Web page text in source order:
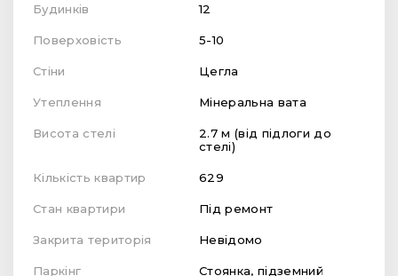
Будинків 12
Поверховість 5-10
Стіни Цегла
Утеплення Мінеральна вата
Висота стелі
2.7 м (від підлоги до
стелі)
Кількість квартир 629
Стан квартири Під ремонт
Закрита територія Невідомо
Паркінг Стоянка, підземний